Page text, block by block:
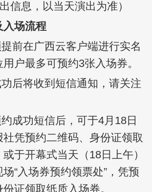
信息，以当天演出为准）
入场流程
在广西云客户端进行实名
户最多可预约3张入场券。
将收到短信通知，请关注
功短信后，可于4月18日
凭预约二维码、身份证领取
于开幕式当天（18日上午）
“入场券预约领票处”，凭预
证领取纸质入场券。